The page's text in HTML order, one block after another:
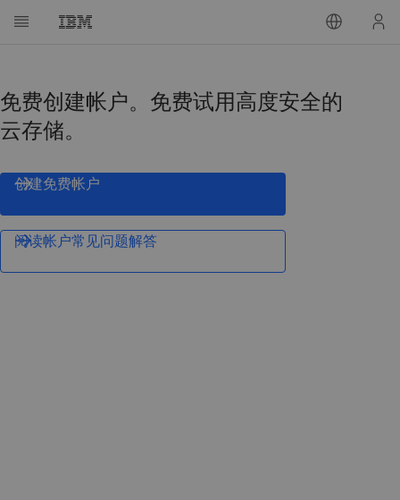
免费创建帐户。免费试用高度安全的
云存储。
创建免费帐户
阅读帐户常见问题解答